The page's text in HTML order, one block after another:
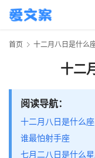
首页 十二月八日是什么
十二
阅读导航：
十二月八日是什么
谁最怕射手座
七月二八日是什么